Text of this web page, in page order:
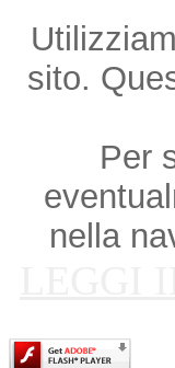
sito.
Per
nella